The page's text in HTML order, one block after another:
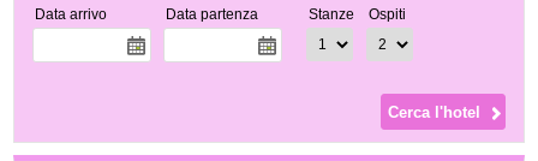
Data arrivo Data partenza Stanze Ospiti